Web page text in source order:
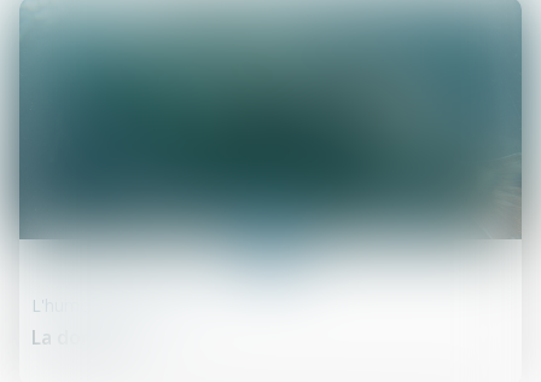
La dorade
25
L'humour et la justice